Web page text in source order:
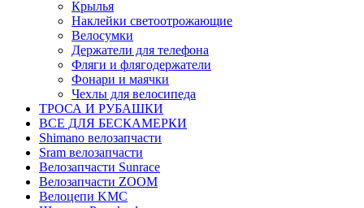
Крылья
Наклейки светоотрожающие
Велосумки
Держатели для телефона
Фляги и флягодержатели
Фонари и маячки
Чехлы для велосипеда
ТРОСА И РУБАШКИ
ВСЕ ДЛЯ БЕСКАМЕРКИ
Shimano велозапчасти
Sram велозапчасти
Велозапчасти Sunrace
Велозапчасти ZOOM
Велоцепи KMC